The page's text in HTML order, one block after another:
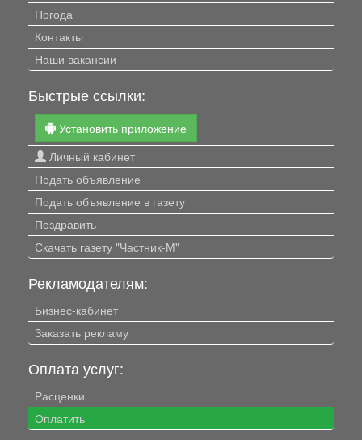
Погода
Контакты
Наши вакансии
Быстрые ссылки:
Установить приложение
Личный кабинет
Подать объявление
Подать объявление в газету
Поздравить
Скачать газету "Частник-М"
Рекламодателям:
Бизнес-кабинет
Заказать рекламу
Оплата услуг:
Расценки
Оплатить